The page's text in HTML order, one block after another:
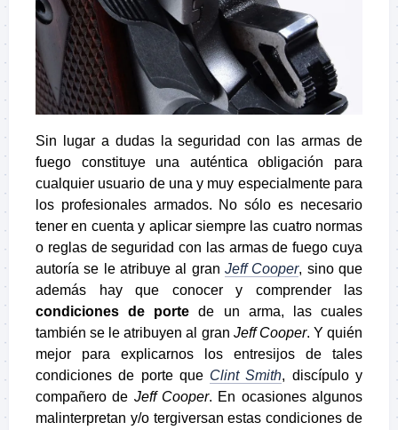
Sin lugar a dudas la seguridad con las armas de
fuego constituye una auténtica obligación para
cualquier usuario de una y muy especialmente para
los profesionales armados. No sólo es necesario
tener en cuenta y aplicar siempre las cuatro normas
o reglas de seguridad con las armas de fuego cuya
autoría se le atribuye al gran Jeff Cooper, sino que
además hay que conocer y comprender las
condiciones de porte de un arma, las cuales
también se le atribuyen al gran Jeff Cooper. Y quién
mejor para explicarnos los entresijos de tales
condiciones de porte que Clint Smith, discípulo y
compañero de Jeff Cooper. En ocasiones algunos
malinterpretan y/o tergiversan estas condiciones de